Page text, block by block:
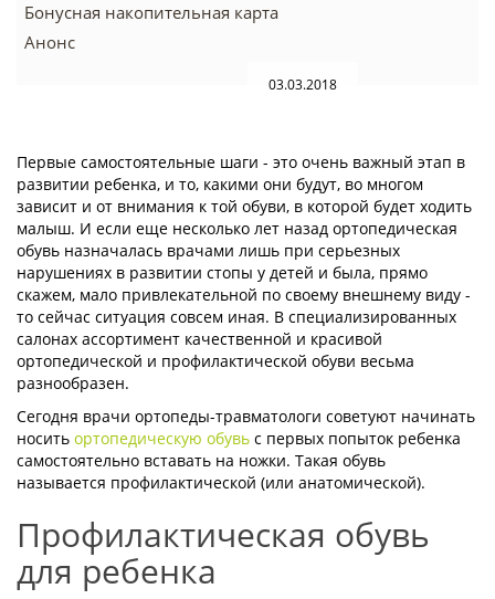
Бонусная накопительная карта
Анонс
03.03.2018
Первые самостоятельные шаги - это очень важный этап в
развитии ребенка, и то, какими они будут, во многом
зависит и от внимания к той обуви, в которой будет ходить
малыш. И если еще несколько лет назад ортопедическая
обувь назначалась врачами лишь при серьезных
нарушениях в развитии стопы у детей и была, прямо
скажем, мало привлекательной по своему внешнему виду -
то сейчас ситуация совсем иная. В специализированных
салонах ассортимент качественной и красивой
ортопедической и профилактической обуви весьма
разнообразен.
Сегодня врачи ортопеды-травматологи советуют начинать
носить ортопедическую обувь с первых попыток ребенка
самостоятельно вставать на ножки. Такая обувь
называется профилактической (или анатомической).
Профилактическая обувь
для ребенка